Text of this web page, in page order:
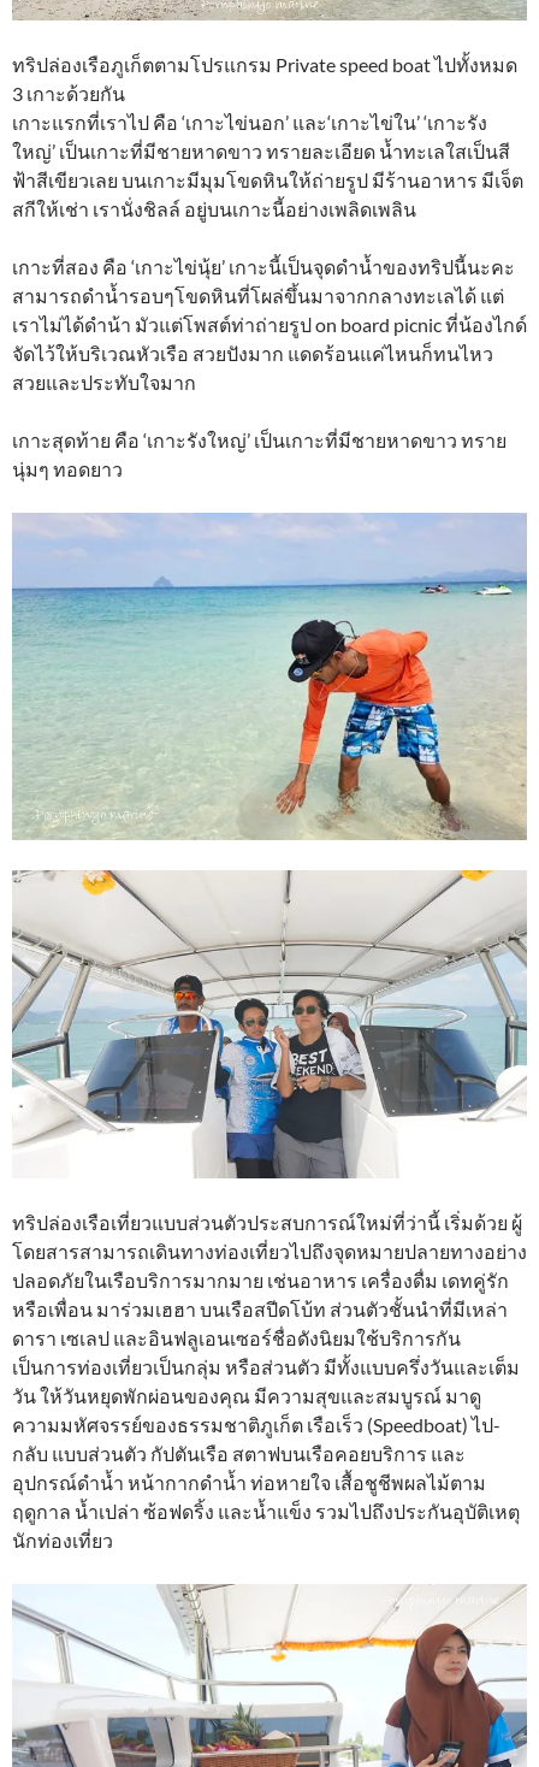
ทริปล่องเรือภูเก็ตตามโปรแกรม Private speed boat ไปทั้งหมด
3 เกาะด้วยกัน
เกาะแรกที่เราไป คือ ‘เกาะไข่นอก’ และ‘เกาะไข่ใน’ ‘เกาะรัง
ใหญ่’ เป็นเกาะที่มีชายหาดขาว ทรายละเอียด น้ำทะเลใสเป็นสี
ฟ้าสีเขียวเลย บนเกาะมีมุมโขดหินให้ถ่ายรูป มีร้านอาหาร มีเจ็ต
สกีให้เช่า เรานั่งชิลล์ อยู่บนเกาะนี้อย่างเพลิดเพลิน
เกาะที่สอง คือ ‘เกาะไข่นุ้ย’ เกาะนี้เป็นจุดดำน้ำของทริปนี้นะคะ
สามารถดำน้ำรอบๆโขดหินที่โผล่ขึ้นมาจากกลางทะเลได้ แต่
เราไม่ได้ดำน้า มัวแต่โพสต์ท่าถ่ายรูป on board picnic ที่น้องไกด์
จัดไว้ให้บริเวณหัวเรือ สวยปังมาก แดดร้อนแค่ไหนก็ทนไหว
สวยและประทับใจมาก
เกาะสุดท้าย คือ ‘เกาะรังใหญ่’ เป็นเกาะที่มีชายหาดขาว ทราย
นุ่มๆ ทอดยาว
ทริปล่องเรือเที่ยวแบบส่วนตัวประสบการณ์ใหม่ที่ว่านี้ เริ่มด้วย ผู้
โดยสารสามารถเดินทางท่องเที่ยวไปถึงจุดหมายปลายทางอย่าง
ปลอดภัยในเรือบริการมากมาย เช่นอาหาร เครื่องดื่ม เดทคู่รัก
หรือเพื่อน มาร่วมเฮฮา บนเรือสปีดโบ้ท ส่วนตัวชั้นนำที่มีเหล่า
ดารา เซเลป และอินฟลูเอนเซอร์ชื่อดังนิยมใช้บริการกัน
เป็นการท่องเที่ยวเป็นกลุ่ม หรือส่วนตัว มีทั้งแบบครึ่งวันและเต็ม
วัน ให้วันหยุดพักผ่อนของคุณ มีความสุขและสมบูรณ์ มาดู
ความมหัศจรรย์ของธรรมชาติภูเก็ต เรือเร็ว (Speedboat) ไป-
กลับ แบบส่วนตัว กัปตันเรือ สตาฟบนเรือคอยบริการ และ
อุปกรณ์ดำน้ำ หน้ากากดำน้ำ ท่อหายใจ เสื้อชูชีพผลไม้ตาม
ฤดูกาล น้ำเปล่า ซ้อฟดริ้ง และน้ำแข็ง รวมไปถึงประกันอุบัติเหตุ
นักท่องเที่ยว